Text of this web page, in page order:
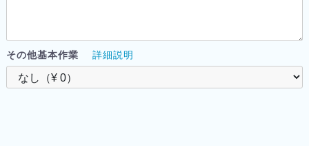
その他基本作業 詳細説明